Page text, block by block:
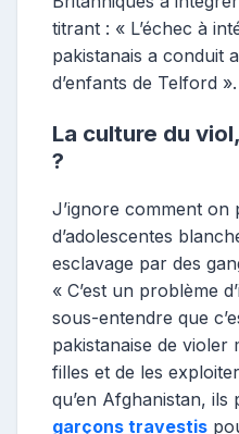
titrant : « L’échec à
pakistanais a conduit
d’enfants de Telford ».
La culture du
?
J’ignore comment on
d’adolescentes
esclavage par des
« C’est un problème
sous-entendre que
pakistanaise de violer
filles et de les
qu’en Afghanistan, ils
garçons travestis